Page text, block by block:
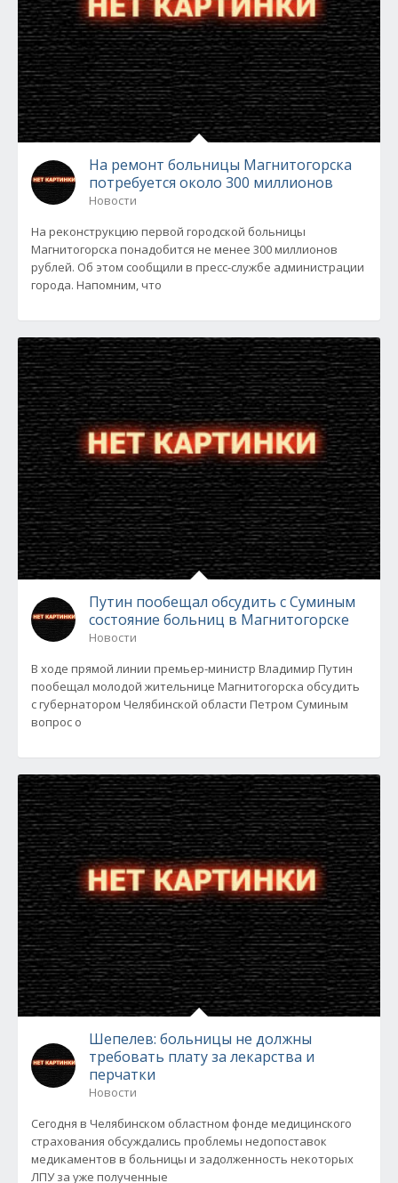
На ремонт больницы Магнитогорска
потребуется около 300 миллионов
Новости
На реконструкцию первой городской больницы
Магнитогорска понадобится не менее 300 миллионов
рублей. Об этом сообщили в пресс-службе администрации
города. Напомним, что
Путин пообещал обсудить с Суминым
состояние больниц в Магнитогорске
Новости
В ходе прямой линии премьер-министр Владимир Путин
пообещал молодой жительнице Магнитогорска обсудить
с губернатором Челябинской области Петром Суминым
вопрос о
Шепелев: больницы не должны
требовать плату за лекарcтва и
перчатки
Новости
Сегодня в Челябинском областном фонде медицинского
страхования обсуждались проблемы недопоставок
медикаментов в больницы и задолженность некоторых
ЛПУ за уже полученные